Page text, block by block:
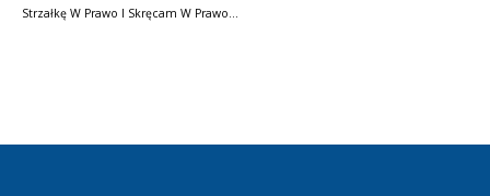
Strzałkę W Prawo I Skręcam W Prawo…